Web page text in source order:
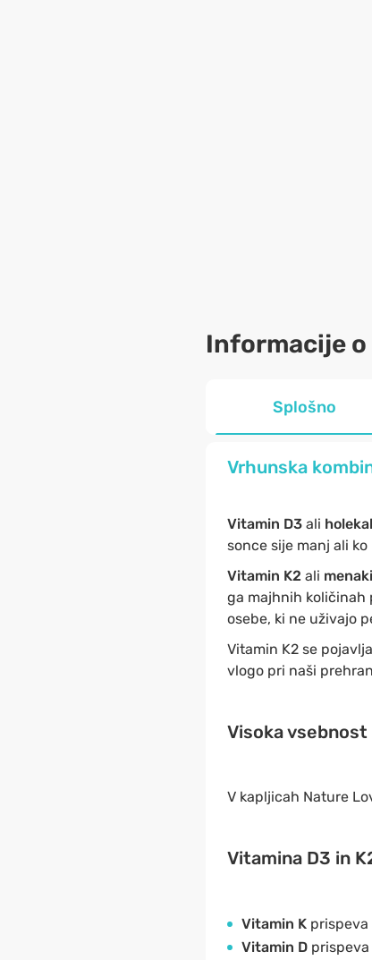
Informacije
Splošno
Vrhunska
Vitamin D3ali
sonce sije manj ali
Vitamin K2 ali
ga majhnih količinah
osebe, ki ne uživajo
Vitamin K2 se
vlogo pri naši
Visoka vsebnost
V kapljicah Nature
Vitamina D3 in
Vitamin Kprispeva
Vitamin Dprispeva